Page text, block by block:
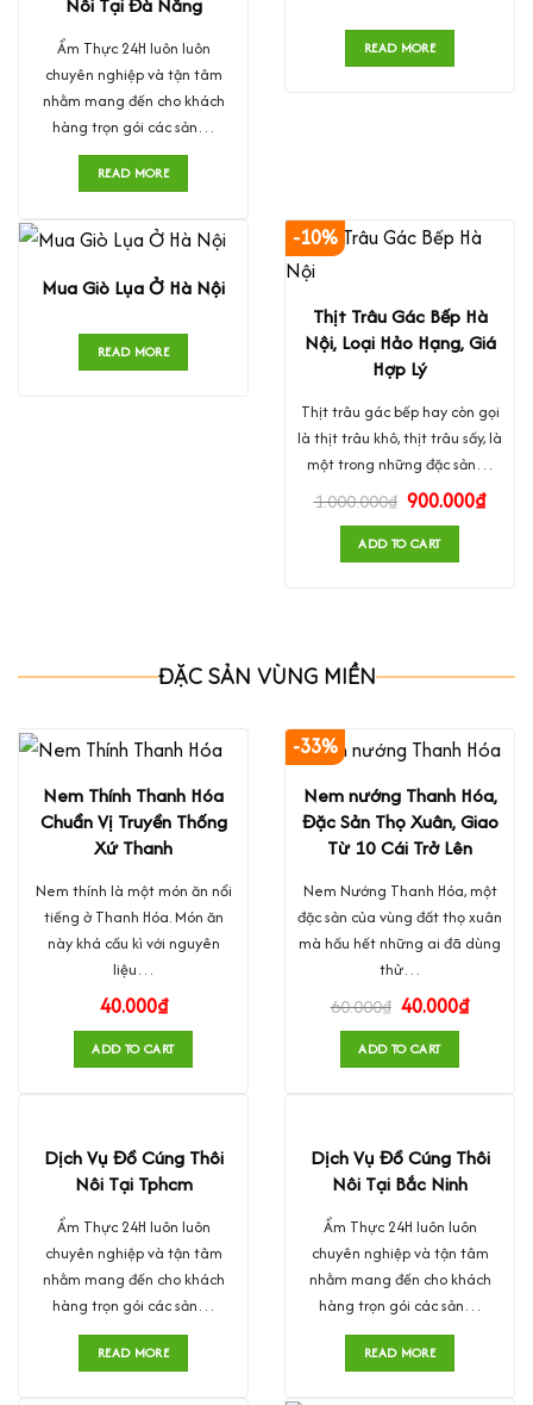
Ẩm Thực 24H luôn luôn
chuyên nghiệp và tận tâm
nhằm mang đến cho khách
hàng trọn gói các sản…
READ MORE
READ MORE
Mua Giò Lụa Ở Hà Nội
READ MORE
-10%
Thịt Trâu Gác Bếp Hà
Nội, Loại Hảo Hạng, Giá
Hợp Lý
Thịt trâu gác bếp hay còn gọi
là thịt trâu khô, thịt trâu sấy, là
một trong những đặc sản…
1.000.000₫ 900.000₫
ADD TO CART
ĐẶC SẢN VÙNG MIỀN
Nem Thính Thanh Hóa
Chuẩn Vị Truyền Thống
Xứ Thanh
Nem thính là một món ăn nổi
tiếng ở Thanh Hóa. Món ăn
này khá cầu kì với nguyên
liệu…
40.000₫
ADD TO CART
-33%
Nem nướng Thanh Hóa,
Đặc Sản Thọ Xuân, Giao
Từ 10 Cái Trở Lên
Nem Nướng Thanh Hóa, một
đặc sản của vùng đất thọ xuân
mà hầu hết những ai đã dùng
thử…
60.000₫ 40.000₫
ADD TO CART
Dịch Vụ Đồ Cúng Thôi
Nôi Tại Tphcm
Ẩm Thực 24H luôn luôn
chuyên nghiệp và tận tâm
nhằm mang đến cho khách
hàng trọn gói các sản…
READ MORE
Dịch Vụ Đồ Cúng Thôi
Nôi Tại Bắc Ninh
Ẩm Thực 24H luôn luôn
chuyên nghiệp và tận tâm
nhằm mang đến cho khách
hàng trọn gói các sản…
READ MORE